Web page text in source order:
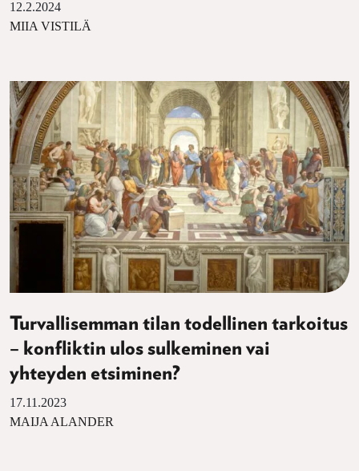
12.2.2024
MIIA VISTILÄ
Turvallisemman tilan todellinen tarkoitus
– konfliktin ulos sulkeminen vai
yhteyden etsiminen?
17.11.2023
MAIJA ALANDER